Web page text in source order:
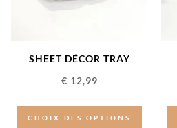
SHEET DÉCOR TRAY
€ 12,99
CHOIX DES OPTIONS